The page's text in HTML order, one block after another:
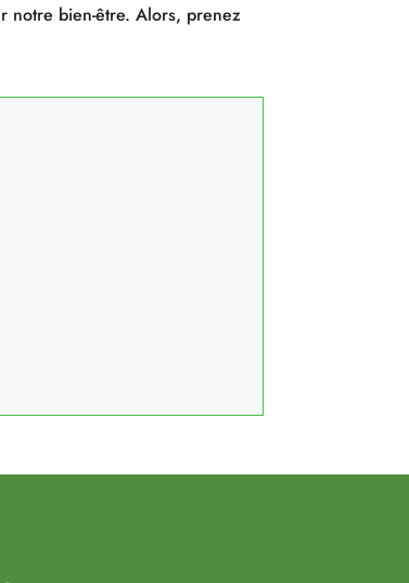
notre bien-être. Alors, prenez